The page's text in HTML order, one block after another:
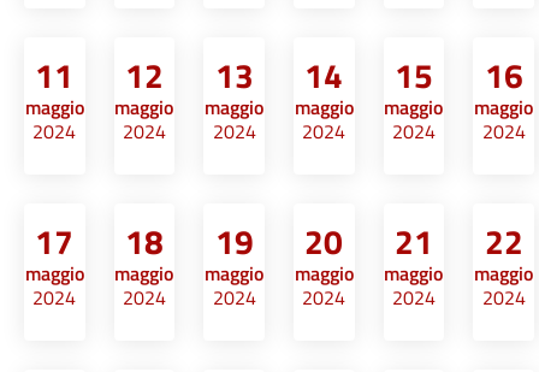
11
maggio
2024
12
maggio
2024
13
maggio
2024
14
maggio
2024
15
maggio
2024
16
maggio
2024
17
maggio
2024
18
maggio
2024
19
maggio
2024
20
maggio
2024
21
maggio
2024
22
maggio
2024